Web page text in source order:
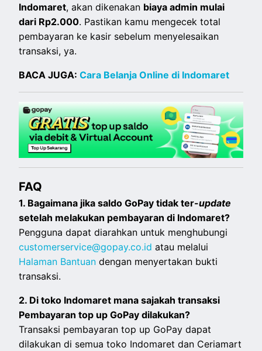
Indomaret, akan dikenakan biaya admin mulai
dari Rp2.000. Pastikan kamu mengecek total
pembayaran ke kasir sebelum menyelesaikan
transaksi, ya.
BACA JUGA:Cara Belanja Online di Indomaret
FAQ
1. Bagaimana jika saldo GoPay tidak ter-update
setelah melakukan pembayaran di Indomaret?
Pengguna dapat diarahkan untuk menghubungi
customerservice@gopay.co.id atau melalui
Halaman Bantuan dengan menyertakan bukti
transaksi.
2. Di toko Indomaret mana sajakah transaksi
Pembayaran top up GoPay dilakukan?
Transaksi pembayaran top up GoPay dapat
dilakukan di semua toko Indomaret dan Ceriamart